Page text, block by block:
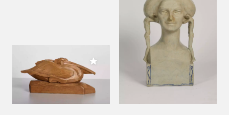
Meiner Sammlung hinzufügen